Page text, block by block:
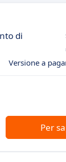
di
Versione a
Per